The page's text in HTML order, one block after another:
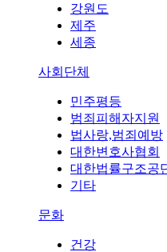
강원도
제주
세종
사회단체
민주평등
범죄피해자지원
법사랑,범죄예방
대한변호사협회
대한법률구조공
기타
문화
건강